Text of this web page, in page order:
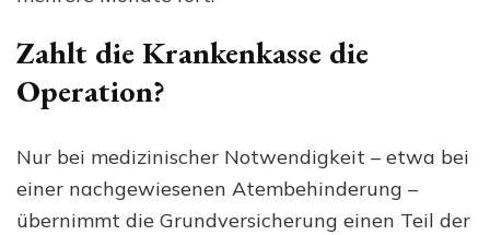
Zahlt die Krankenkasse die
Operation?
Nur bei medizinischer Notwendigkeit – etwa bei
einer nachgewiesenen Atembehinderung –
übernimmt die Grundversicherung einen Teil der